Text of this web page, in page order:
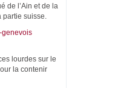
de l’Ain et de la
partie suisse.
genevois
lourdes sur le
la contenir